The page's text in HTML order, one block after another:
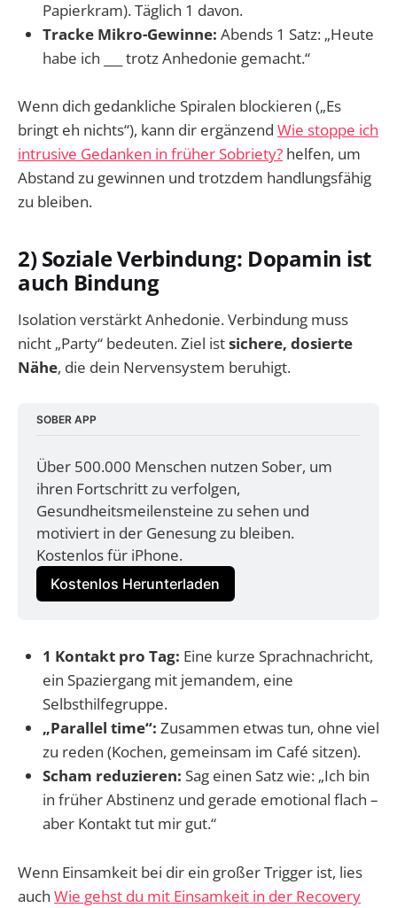
Papierkram). Täglich 1 davon.
Tracke Mikro-Gewinne: Abends 1 Satz: „Heute
habe ich ___ trotz Anhedonie gemacht.“
Wenn dich gedankliche Spiralen blockieren („Es
bringt eh nichts“), kann dir ergänzend Wie stoppe ich
intrusive Gedanken in früher Sobriety? helfen, um
Abstand zu gewinnen und trotzdem handlungsfähig
zu bleiben.
2) Soziale Verbindung: Dopamin ist
auch Bindung
Isolation verstärkt Anhedonie. Verbindung muss
nicht „Party“ bedeuten. Ziel istsichere, dosierte
Nähe, die dein Nervensystem beruhigt.
SOBER APP
Über 500.000 Menschen nutzen Sober, um
ihren Fortschritt zu verfolgen,
Gesundheitsmeilensteine zu sehen und
motiviert in der Genesung zu bleiben.
Kostenlos für iPhone.
Kostenlos Herunterladen
1 Kontakt pro Tag: Eine kurze Sprachnachricht,
ein Spaziergang mit jemandem, eine
Selbsthilfegruppe.
„Parallel time“: Zusammen etwas tun, ohne viel
zu reden (Kochen, gemeinsam im Café sitzen).
Scham reduzieren: Sag einen Satz wie: „Ich bin
in früher Abstinenz und gerade emotional flach –
aber Kontakt tut mir gut.“
Wenn Einsamkeit bei dir ein großer Trigger ist, lies
auch Wie gehst du mit Einsamkeit in der Recovery